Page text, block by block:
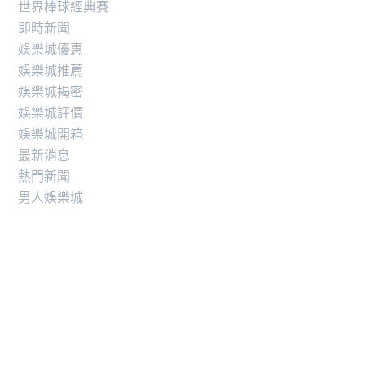
世界棒球經典賽
即時新聞
娛樂城優惠
娛樂城推薦
娛樂城揭密
娛樂城評價
娛樂城開箱
最新消息
熱門新聞
男人娛樂城